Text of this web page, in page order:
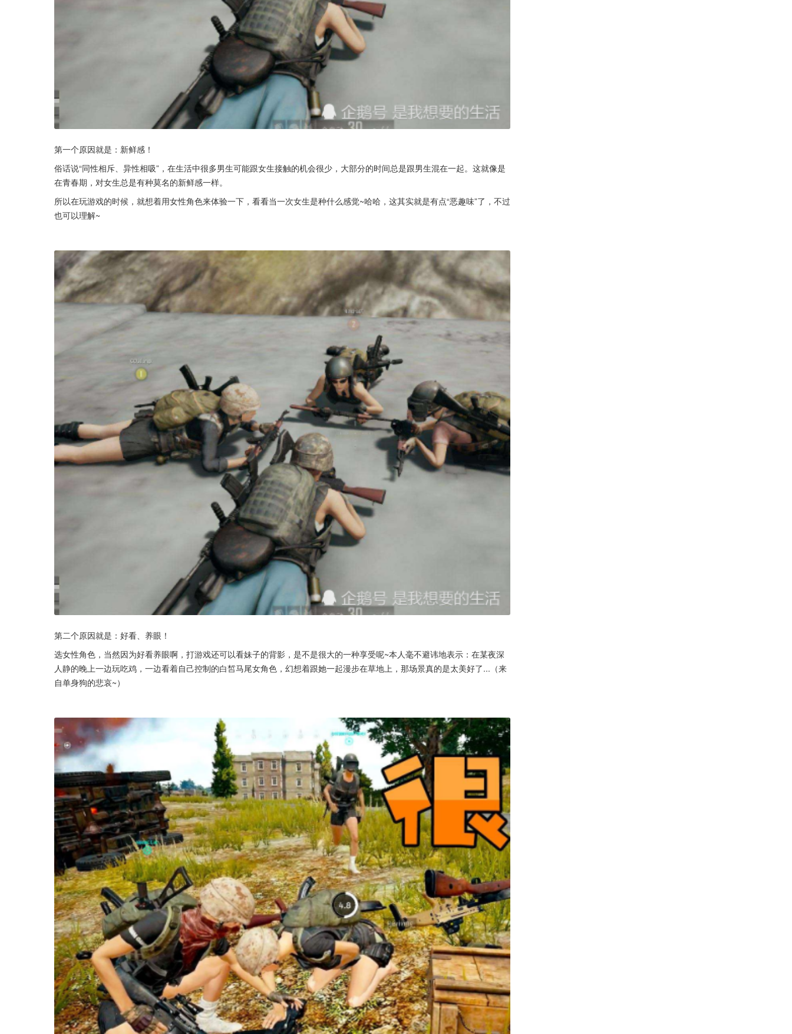
第一个原因就是：新鲜感！
俗话说“同性相斥、异性相吸”，在生活中很多男生可能跟女生接触的机会很少，大部分的时间总是跟男生混在一起。这就像是
在青春期，对女生总是有种莫名的新鲜感一样。
所以在玩游戏的时候，就想着用女性角色来体验一下，看看当一次女生是种什么感觉~哈哈，这其实就是有点“恶趣味”了，不过
也可以理解~
第二个原因就是：好看、养眼！
选女性角色，当然因为好看养眼啊，打游戏还可以看妹子的背影，是不是很大的一种享受呢~本人毫不避讳地表示：在某夜深
人静的晚上一边玩吃鸡，一边看着自己控制的白皙马尾女角色，幻想着跟她一起漫步在草地上，那场景真的是太美好了...（来
自单身狗的悲哀~）